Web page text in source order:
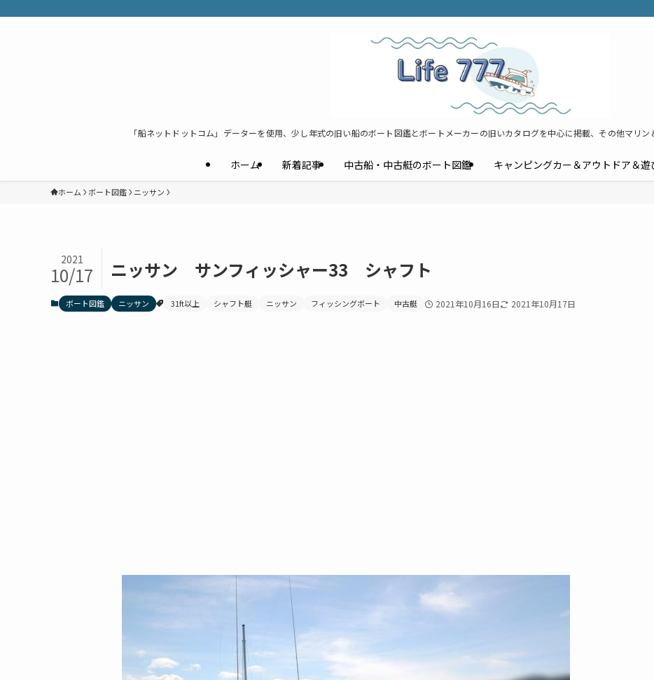
「船ネットドットコム」データーを使用、少し年式の旧い船のボート図鑑とボートメーカーの旧いカタログを中心に掲載、その他マリン
ホーム 新着記事 中古船・中古艇のボート図鑑 キャンピングカー＆アウトドア＆遊
ホーム ボート図鑑 ニッサン
ニッサン サンフィッシャー33 シャフト
2021
10/17
ボート図鑑 ニッサン 31ft以上 シャフト艇 ニッサン フィッシングボート 中古艇 2021年10月16日 2021年10月17日